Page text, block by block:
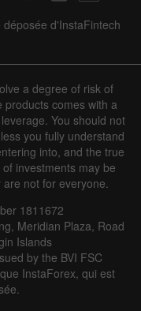
d'InstaFintech
a degree of risk of
products comes with a
You should not
you fully understand
into, and the true
investments may be
not for everyone.
1811672
Meridian Plaza, Road
Islands
by the BVI FSC
InstaForex, qui est